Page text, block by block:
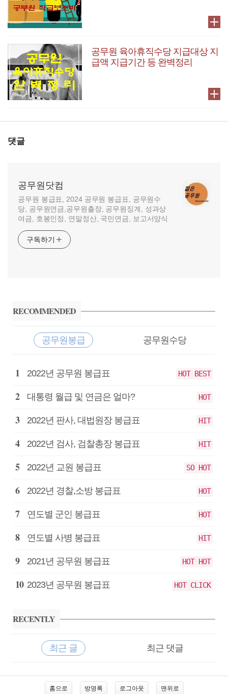
공무원 육아휴직수당 지급대상 지
급액 지급기간 등 완벽정리
댓글
공무원닷컴
공무원 봉급표, 2024 공무원 봉급표, 공무원수
당, 공무원연금,공무원출장, 공무원징계, 성과상
여금, 호봉인정, 연말정산, 국민연금, 보고서양식
구독하기
RECOMMENDED
공무원봉급 공무원수당
공
원
급
2022년 공무원 봉급표 HOT BEST
대통령 월급 및 연금은 얼마? HOT
2022년 판사, 대법원장 봉급표 HIT
2022년 검사, 검찰총장 봉급표 HIT
2022년 교원 봉급표 SO HOT
2022년 경찰,소방 봉급표 HOT
연도별 군인 봉급표 HOT
연도별 사병 봉급표 HIT
2021년 공무원 봉급표 HOT HOT
2023년 공무원 봉급표 HOT CLICK
RECENTLY
최근 글 최근 댓글
최
홈으로 방명록 로그아웃 맨위로